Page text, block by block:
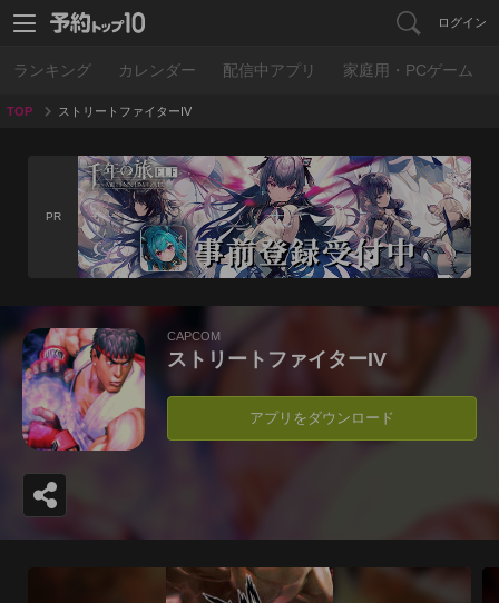
ログイン
ランキング カレンダー 配信中アプリ 家庭用・PCゲーム
TOP ストリートファイターIV
PR
CAPCOM
ストリートファイターIV
アプリをダウンロード